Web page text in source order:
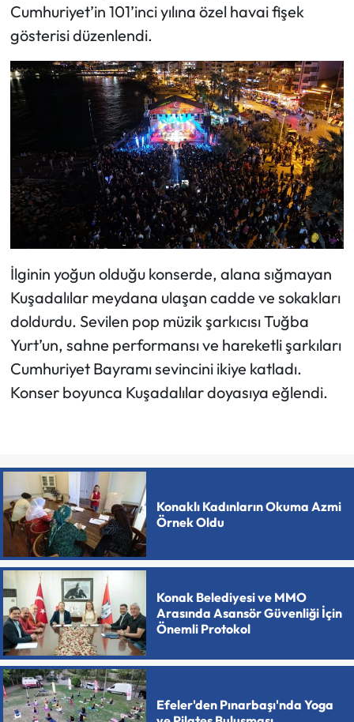
Cumhuriyet’in 101’inci yılına özel havai fişek
gösterisi düzenlendi.
İlginin yoğun olduğu konserde, alana sığmayan
Kuşadalılar meydana ulaşan cadde ve sokakları
doldurdu. Sevilen pop müzik şarkıcısı Tuğba
Yurt’un, sahne performansı ve hareketli şarkıları
Cumhuriyet Bayramı sevincini ikiye katladı.
Konser boyunca Kuşadalılar doyasıya eğlendi.
Konaklı Kadınların Okuma Azmi
Örnek Oldu
Konak Belediyesi ve MMO
Arasında Asansör Güvenliği İçin
Önemli Protokol
Efeler'den Pınarbaşı'nda Yoga